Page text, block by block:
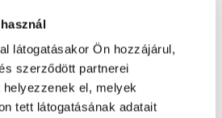
látogatásakor Ön hozzájárul,
szerződött partnerei
el, melyek
tett látogatásának adatait
Oldal újratöltése